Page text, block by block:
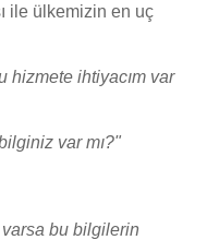
ile ülkemizin en uç
hizmete ihtiyacım var
var mı?"
bu bilgilerin